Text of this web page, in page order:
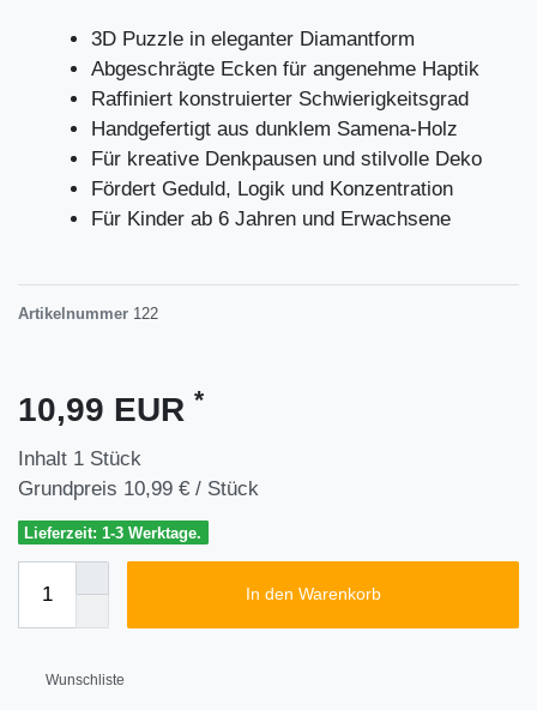
3D Puzzle in eleganter Diamantform
Abgeschrägte Ecken für angenehme Haptik
Raffiniert konstruierter Schwierigkeitsgrad
Handgefertigt aus dunklem Samena-Holz
Für kreative Denkpausen und stilvolle Deko
Fördert Geduld, Logik und Konzentration
Für Kinder ab 6 Jahren und Erwachsene
Artikelnummer 122
10,99 EUR *
Inhalt 1 Stück
Grundpreis 10,99 € / Stück
Lieferzeit: 1-3 Werktage.
In den Warenkorb
Wunschliste